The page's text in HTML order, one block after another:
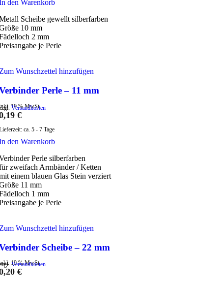
den Warenkorb
Scheibe gewellt silberfarben
10 mm
2 mm
je Perle
Wunschzettel hinzufügen
Perle – 11 mm
19 % MwSt.
Versandkosten
€
ca. 5 - 7 Tage
den Warenkorb
Perle silberfarben
zweifach Armbänder / Ketten
einem blauen Glas Stein verziert
11 mm
1 mm
je Perle
Wunschzettel hinzufügen
Scheibe – 22 mm
19 % MwSt.
Versandkosten
€